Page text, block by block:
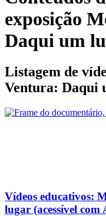
exposição
Daqui um
Listagem de
Ventura: Daqui
Vídeos educativos:
lugar (acessível com